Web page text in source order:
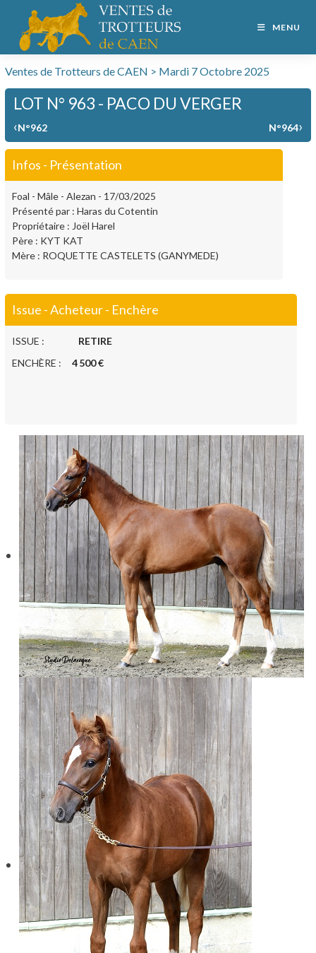
MENU
Ventes de Trotteurs de CAEN > Mardi 7 Octobre 2025
LOT N° 963 - PACO DU VERGER
‹N°962 N°964›
Infos - Présentation
Foal - Mâle - Alezan - 17/03/2025
Présenté par : Haras du Cotentin
Propriétaire : Joël Harel
Père : KYT KAT
Mère : ROQUETTE CASTELETS (GANYMEDE)
Issue - Acheteur - Enchère
ISSUE : RETIRE
ENCHÈRE : 4 500 €